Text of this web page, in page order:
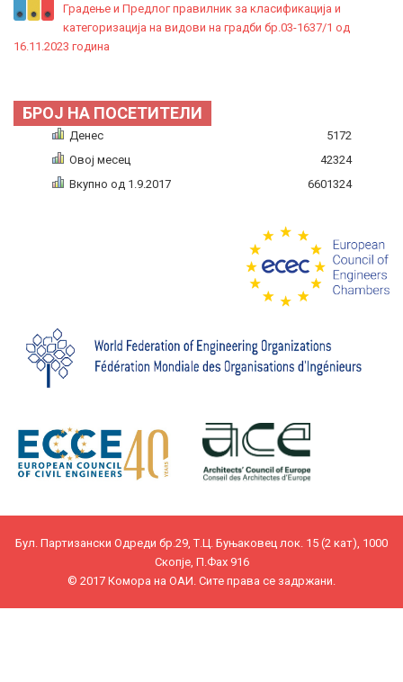
Градење и Предлог правилник за класификација и
категоризација на видови на градби бр.03-1637/1 од
16.11.2023 година
БРОЈ НА ПОСЕТИТЕЛИ
Денес
5172
Овој месец
42324
Вкупно од 1.9.2017
6601324
Бул. Партизански Одреди бр.29, Т.Ц. Буњаковец лок. 15 (2 кат), 1000
Скопје, П.Фах 916
© 2017 Комора на ОАИ. Сите права се задржани.